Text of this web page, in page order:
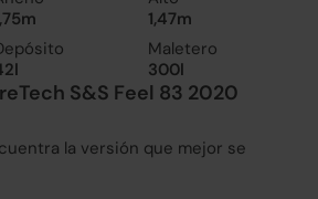
1,47m
Maletero
300l
S&S Feel 83 2020
la versión que mejor se